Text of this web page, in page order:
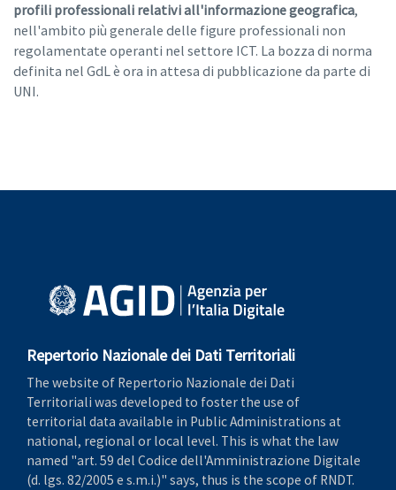
profili professionali relativi all'informazione geografica,
nell'ambito più generale delle figure professionali non
regolamentate operanti nel settore ICT. La bozza di norma
definita nel GdL è ora in attesa di pubblicazione da parte di
UNI.
Repertorio Nazionale dei Dati Territoriali
The website of Repertorio Nazionale dei Dati
Territoriali was developed to foster the use of
territorial data available in Public Administrations at
national, regional or local level. This is what the law
named "art. 59 del Codice dell'Amministrazione Digitale
(d. lgs. 82/2005 e s.m.i.)" says, thus is the scope of RNDT.